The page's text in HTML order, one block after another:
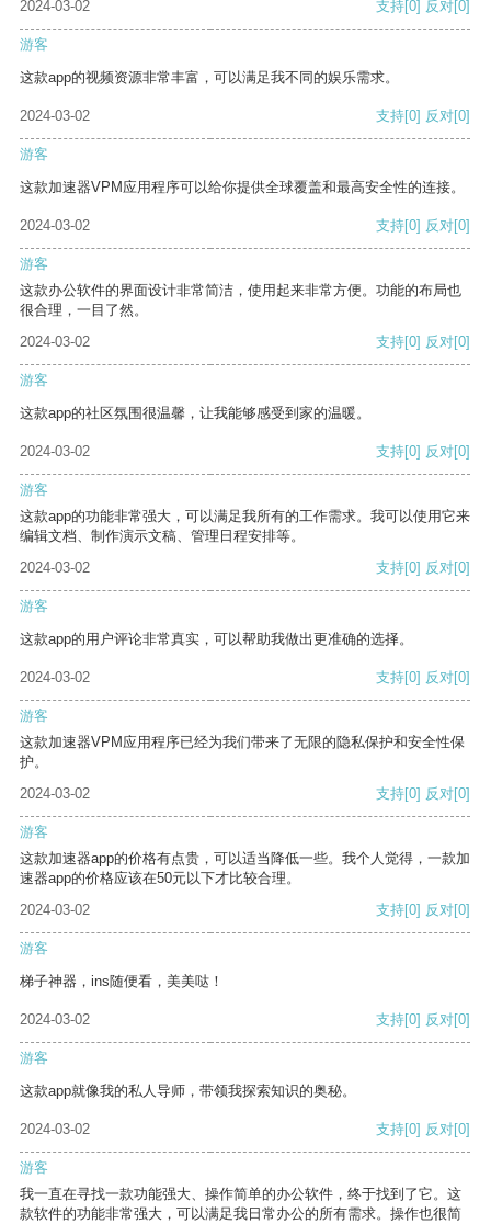
2024-03-02 支持[0] 反对[0]
游客
这款app的视频资源非常丰富，可以满足我不同的娱乐需求。
2024-03-02 支持[0] 反对[0]
游客
这款加速器VPM应用程序可以给你提供全球覆盖和最高安全性的连接。
2024-03-02 支持[0] 反对[0]
游客
这款办公软件的界面设计非常简洁，使用起来非常方便。功能的布局也
很合理，一目了然。
2024-03-02
支持[0] 反对[0]
游客
这款app的社区氛围很温馨，让我能够感受到家的温暖。
2024-03-02 支持[0] 反对[0]
游客
这款app的功能非常强大，可以满足我所有的工作需求。我可以使用它来
编辑文档、制作演示文稿、管理日程安排等。
2024-03-02
支持[0] 反对[0]
游客
这款app的用户评论非常真实，可以帮助我做出更准确的选择。
2024-03-02 支持[0] 反对[0]
游客
这款加速器VPM应用程序已经为我们带来了无限的隐私保护和安全性保
护。
2024-03-02
支持[0] 反对[0]
游客
这款加速器app的价格有点贵，可以适当降低一些。我个人觉得，一款加
速器app的价格应该在50元以下才比较合理。
2024-03-02
支持[0] 反对[0]
游客
梯子神器，ins随便看，美美哒！
2024-03-02 支持[0] 反对[0]
游客
这款app就像我的私人导师，带领我探索知识的奥秘。
2024-03-02 支持[0] 反对[0]
游客
我一直在寻找一款功能强大、操作简单的办公软件，终于找到了它。这
款软件的功能非常强大，可以满足我日常办公的所有需求。操作也很简